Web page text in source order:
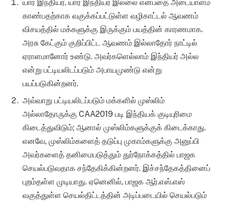
யார் இந்தியர், யார் இந்தியர் இல்லை என்பதை அடையாளம்
காண்பதற்காக வகுக்கப்பட்டுள்ள வழிகாட்டல் ஆவணம்
விசயத்தில் மக்களுக்கு இருக்கும் பயத்தின் காரணமாக.
அரசு கேட்கும் குறிப்பிட்ட ஆவணம் இல்லாதோர் நாட்டில்
ஏராளமானோர் உண்டு. அவர்களெல்லாம் இந்தியர் அல்ல
என்று பட்டியலிடப்படும் அபாயமுண்டு என்று
பயப்படுகின்றனர்.
அவ்வாறு பட்டியலிடப்படும் மக்களில் முஸ்லிம்
அல்லாதோருக்கு CAA2019 படி இந்தியக் குடியுரிமை
கிடைத்துவிடும்; ஆனால் முஸ்லிம்களுக்குக் கிடைக்காது.
எனவே, முஸ்லிம்களைத் தடுப்பு முகாம்களுக்கு அனுப்பி
அவர்களைத் தனிமைபடுத்தும் துர்நோக்கத்தில் பாஜக
செயல்படுவதாக சந்தேகிக்கின்றனர். இச்சந்தேகத்தினைப்
புறம்தள்ள முடியாது. ஏனெனில், பாஜக ஆர்.எஸ்.எஸ்
வகுத்துள்ள செயல்திட்டத்தின் அடிப்படையில் செயல்படும்